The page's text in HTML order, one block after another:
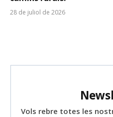
28 de juliol de 2026
Vols rebre totes les